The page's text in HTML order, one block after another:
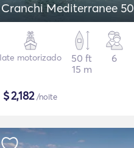
Cranchi Mediterranee 50
Iate motorizado
50 ft
15 m
6
$2,182/noite